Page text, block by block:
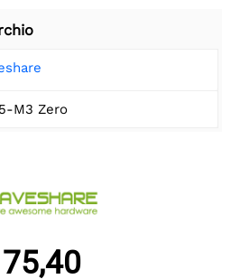
M3 Zero